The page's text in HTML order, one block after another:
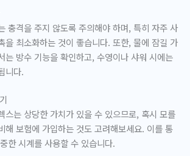
충격을 주지 않도록 주의해야 하며, 특히 자주 사
을 최소화하는 것이 좋습니다. 또한, 물에 잠길 가
는 방수 기능을 확인하고, 수영이나 샤워 시에는
니다.
스는 상당한 가치가 있을 수 있으므로, 혹시 모를
해 보험에 가입하는 것도 고려해보세요. 이를 통
한 시계를 사용할 수 있습니다.